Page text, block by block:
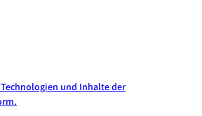
und Inhalte der